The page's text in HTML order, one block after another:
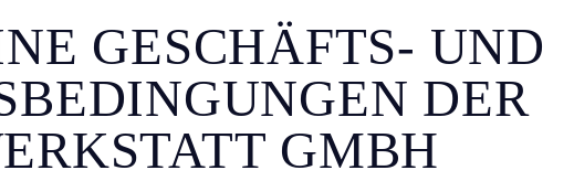
GESCHÄFTS- UND
DER
GMBH